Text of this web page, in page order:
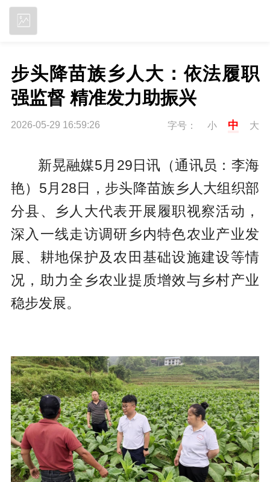
步头降苗族乡人大：依法履职
强监督 精准发力助振兴
2026-05-29 16:59:26 字号： 小 中 大
新晃融媒5月29日讯（通讯员：李海
艳）5月28日，步头降苗族乡人大组织部
分县、乡人大代表开展履职视察活动，
深入一线走访调研乡内特色农业产业发
展、耕地保护及农田基础设施建设等情
况，助力全乡农业提质增效与乡村产业
稳步发展。